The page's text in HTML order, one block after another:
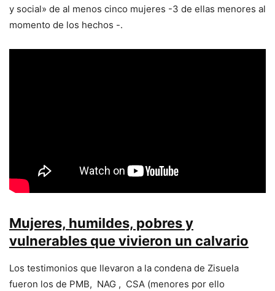
y social» de al menos cinco mujeres -3 de ellas menores al
momento de los hechos -.
Mujeres, humildes, pobres y
vulnerables que vivieron un calvario
Los testimonios que llevaron a la condena de Zisuela
fueron los de PMB, NAG , CSA (menores por ello